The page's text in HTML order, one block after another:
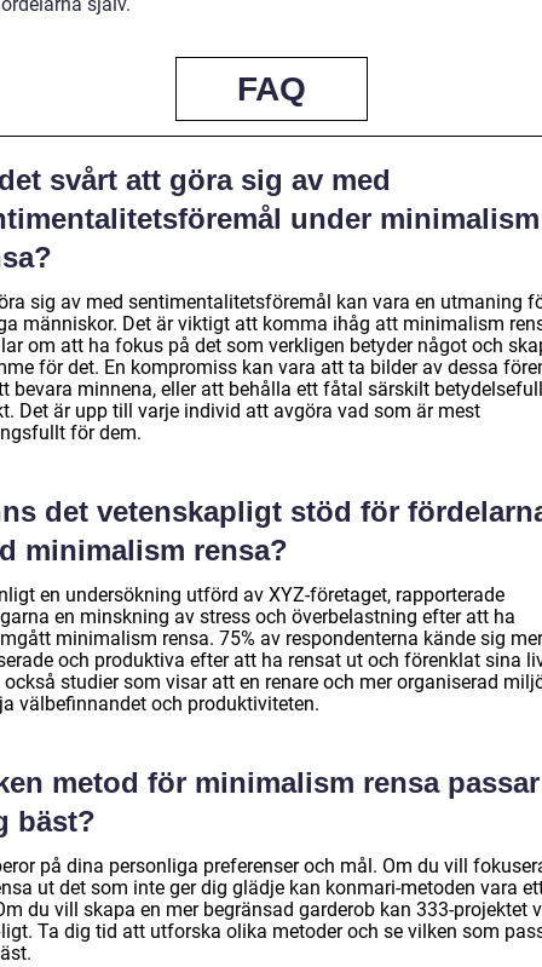
själv.
FAQ
svårt att göra sig av med
under minimalism
sig av med sentimentalitetsföremål kan vara en utmaning
människor. Det är viktigt att komma ihåg att minimalism
om att ha fokus på det som verkligen betyder något och
för det. En kompromiss kan vara att ta bilder av dessa
bevara minnena, eller att behålla ett fåtal särskilt
Det är upp till varje individ att avgöra vad som är mest
för dem.
det vetenskapligt stöd för
minimalism rensa?
en undersökning utförd av XYZ-företaget, rapporterade
en minskning av stress och överbelastning efter att ha
minimalism rensa. 75% av respondenterna kände sig mer
och produktiva efter att ha rensat ut och förenklat sina
studier som visar att en renare och mer organiserad
välbefinnandet och produktiviteten.
metod för minimalism rensa passar
bäst?
på dina personliga preferenser och mål. Om du vill
ut det som inte ger dig glädje kan konmari-metoden vara
du vill skapa en mer begränsad garderob kan 333-projektet
Ta dig tid att utforska olika metoder och se vilken som